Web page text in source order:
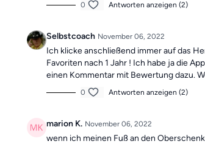
0 Antworten anzeigen (2)
Selbstcoach November 06, 2022
Ich klicke anschließend immer auf das
Favoriten nach 1 Jahr ! Ich habe ja die
einen Kommentar mit Bewertung dazu.
0 Antworten anzeigen (2)
marion K. November 06, 2022
wenn ich meinen Fuß an den